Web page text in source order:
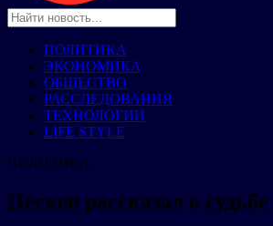
ПОЛИТИКА
ЭКОНОМИКА
ОБЩЕСТВО
РАССЛЕДОВАНИЯ
ТЕХНОЛОГИИ
LIFE STYLE
ПОЛИТИКА
Песков рассказал о